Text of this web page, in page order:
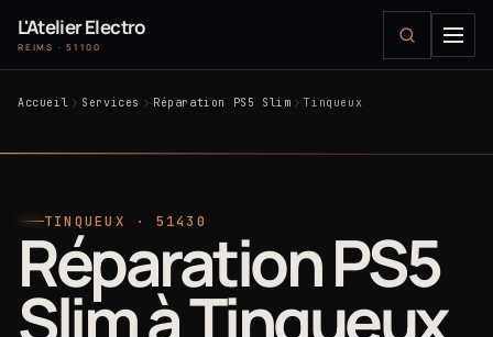
L'Atelier Electro
REIMS · 51100
Accueil Services Réparation PS5 Slim Tinqueux
TINQUEUX · 51430
Réparation PS5
Slim à Tinqueux